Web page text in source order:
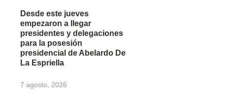
Desde este jueves
empezaron a llegar
presidentes y delegaciones
para la posesión
presidencial de Abelardo De
La Espriella
7 agosto, 2026